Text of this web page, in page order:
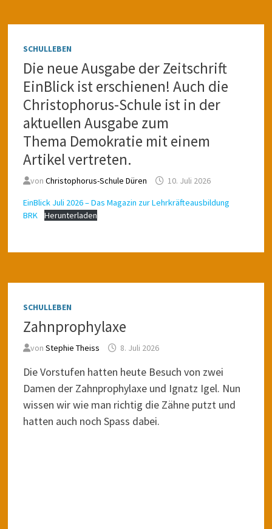
SCHULLEBEN
Die neue Ausgabe der Zeitschrift
EinBlick ist erschienen! Auch die
Christophorus-Schule ist in der
aktuellen Ausgabe zum
Thema Demokratie mit einem
Artikel vertreten.
von Christophorus-Schule Düren
10. Juli 2026
EinBlick Juli 2026 – Das Magazin zur Lehrkräfteausbildung
BRK
Herunterladen
SCHULLEBEN
Zahnprophylaxe
von Stephie Theiss 8. Juli 2026
Die Vorstufen hatten heute Besuch von zwei
Damen der Zahnprophylaxe und Ignatz Igel. Nun
wissen wir wie man richtig die Zähne putzt und
hatten auch noch Spass dabei.